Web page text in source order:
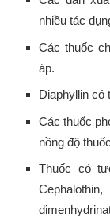
nhiều tác
Các thuốc
áp.
Diaphyllin có
Các thuốc
nồng độ
Thuốc có